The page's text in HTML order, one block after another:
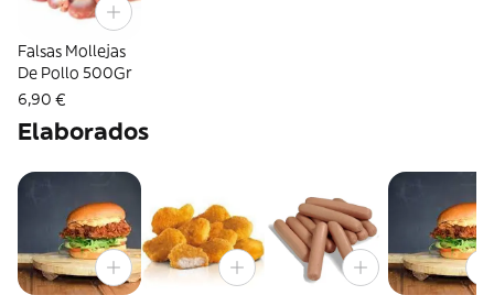
Falsas Mollejas
De Pollo 500Gr
6,90 €
Elaborados